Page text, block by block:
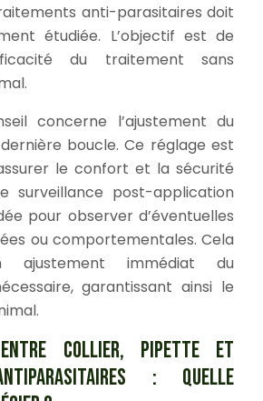
anti-parasitaires doit
étudiée. L’objectif est de
du traitement sans
concerne l’ajustement du
boucle. Ce réglage est
le confort et la sécurité
surveillance post-application
pour observer d’éventuelles
ou comportementales. Cela
ajustement immédiat du
garantissant ainsi le
ENTRE COLLIER, PIPETTE ET
: QUELLE